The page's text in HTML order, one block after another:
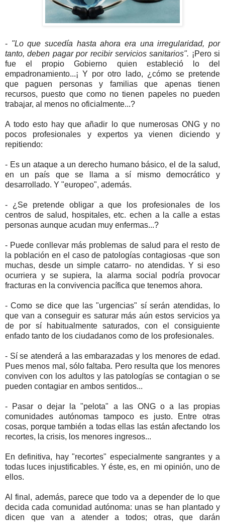
- "Lo que sucedía hasta ahora era una irregularidad, por
tanto, deben pagar por recibir servicios sanitarios". ¡Pero si
fue el propio Gobierno quien estableció lo del
empadronamiento...¡ Y por otro lado, ¿cómo se pretende
que paguen personas y familias que apenas tienen
recursos, puesto que como no tienen papeles no pueden
trabajar, al menos no oficialmente...?
A todo esto hay que añadir lo que numerosas ONG y no
pocos profesionales y expertos ya vienen diciendo y
repitiendo:
- Es un ataque a un derecho humano básico, el de la salud,
en un país que se llama a sí mismo democrático y
desarrollado. Y "europeo", además.
- ¿Se pretende obligar a que los profesionales de los
centros de salud, hospitales, etc. echen a la calle a estas
personas aunque acudan muy enfermas...?
- Puede conllevar más problemas de salud para el resto de
la población en el caso de patologías contagiosas -que son
muchas, desde un simple catarro- no atendidas. Y si eso
ocurriera y se supiera, la alarma social podría provocar
fracturas en la convivencia pacífica que tenemos ahora.
- Como se dice que las "urgencias" sí serán atendidas, lo
que van a conseguir es saturar más aún estos servicios ya
de por sí habitualmente saturados, con el consiguiente
enfado tanto de los ciudadanos como de los profesionales.
- Sí se atenderá a las embarazadas y los menores de edad.
Pues menos mal, sólo faltaba. Pero resulta que los menores
conviven con los adultos y las patologías se contagian o se
pueden contagiar en ambos sentidos...
- Pasar o dejar la "pelota" a las ONG o a las propias
comunidades autónomas tampoco es justo. Entre otras
cosas, porque también a todas ellas las están afectando los
recortes, la crisis, los menores ingresos...
En definitiva, hay "recortes" especialmente sangrantes y a
todas luces injustificables. Y éste, es, en mi opinión, uno de
ellos.
Al final, además, parece que todo va a depender de lo que
decida cada comunidad autónoma: unas se han plantado y
dicen que van a atender a todos; otras, que darán